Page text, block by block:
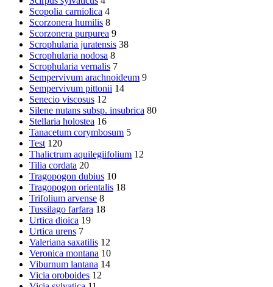
Scopolia carniolica 4
Scorzonera humilis 8
Scorzonera purpurea 9
Scrophularia juratensis 38
Scrophularia nodosa 8
Scrophularia vernalis 7
Sempervivum arachnoideum 9
Sempervivum pittonii 14
Senecio viscosus 12
Silene nutans subsp. insubrica 80
Stellaria holostea 16
Tanacetum corymbosum 5
Test 120
Thalictrum aquilegiifolium 12
Tilia cordata 20
Tragopogon dubius 10
Tragopogon orientalis 18
Trifolium arvense 8
Tussilago farfara 18
Urtica dioica 19
Urtica urens 7
Valeriana saxatilis 12
Veronica montana 10
Viburnum lantana 14
Vicia oroboides 12